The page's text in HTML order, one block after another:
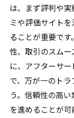
は、まず評判や
ミや評価サイト
ることが重要で
性、取引のスム
に、アフターサ
で、万が一のト
う。信頼性の高
を進めることが可